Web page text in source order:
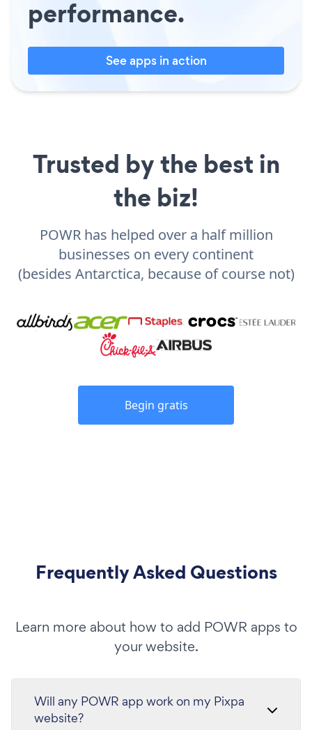
performance.
See apps in action
Trusted by the best in
the biz!
POWR has helped over a half million
businesses on every continent
(besides Antarctica, because of course not)
Begin gratis
Frequently Asked Questions
Learn more about how to add POWR apps to
your website.
Will any POWR app work on my Pixpa
website?